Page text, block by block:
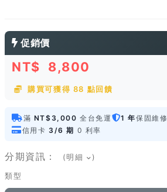
促銷價
NT$ 8,800
購買可獲得 88 點回饋
滿 NT$3,000 全台免運 1 年保固維修
信用卡 3/6 期 0 利率
分期資訊： (明細 )
類型